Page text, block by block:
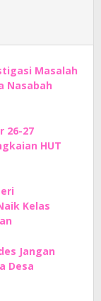
Masalah
Nasabah
26-27
HUT
Kelas
Jangan
Desa